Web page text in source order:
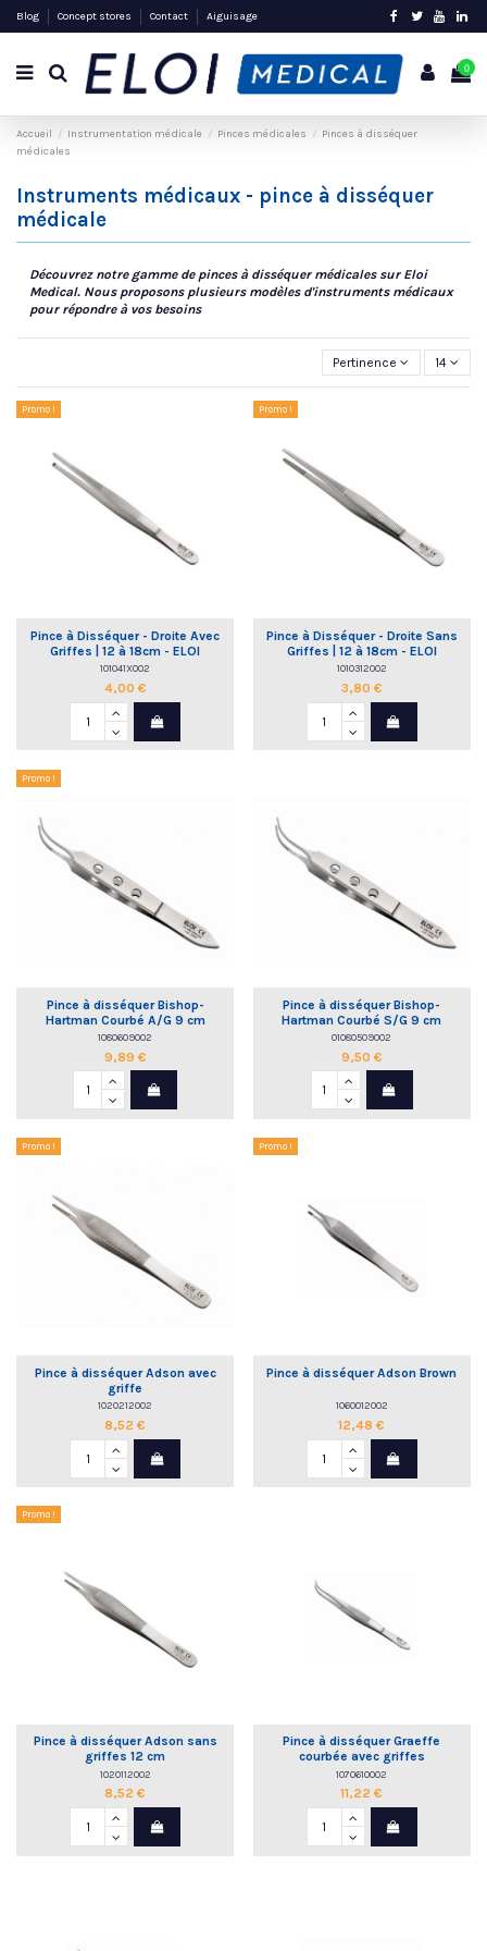
Blog Concept stores Contact Aiguisage
0
Accueil Instrumentation médicale Pinces médicales
Pinces à disséquer
médicales
Instruments médicaux - pince à disséquer
médicale
Découvrez notre gamme de pinces à disséquer médicales sur Eloi
Medical. Nous proposons plusieurs modèles d'instruments médicaux
pour répondre à vos besoins
Pertinence 14
Promo !
Pince à Disséquer - Droite Avec
Griffes | 12 à 18cm - ELOI
101041X002
4,00 €
Promo !
Pince à Disséquer - Droite Sans
Griffes | 12 à 18cm - ELOI
1010312002
3,80 €
Promo !
Pince à disséquer Bishop-
Hartman Courbé A/G 9 cm
1080609002
9,89 €
Pince à disséquer Bishop-
Hartman Courbé S/G 9 cm
01080509002
9,50 €
Promo !
Pince à disséquer Adson avec
griffe
1020212002
8,52 €
Promo !
Pince à disséquer Adson Brown
1060012002
12,48 €
Promo !
Pince à disséquer Adson sans
griffes 12 cm
1020112002
8,52 €
Pince à disséquer Graeffe
courbée avec griffes
1070610002
11,22 €